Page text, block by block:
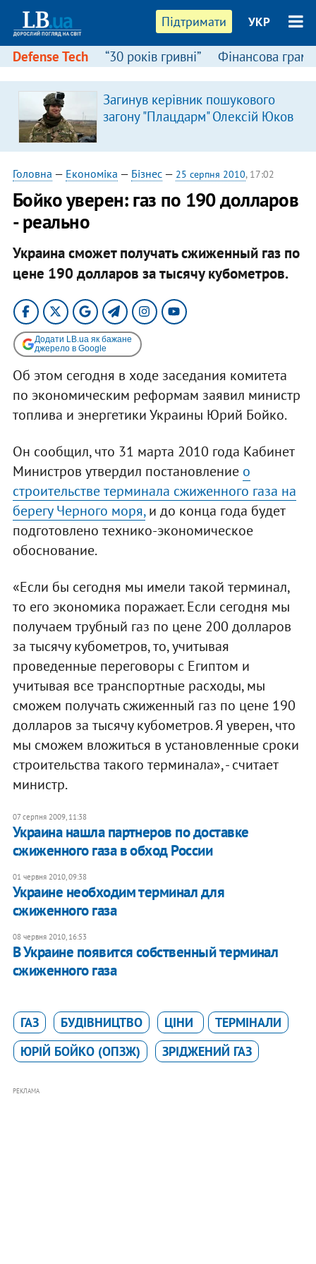
Підтримати УКР
Defense Tech “30 років гривні” Фінансова
Загинув керівник пошукового
загону "Плацдарм" Олексій Юков
Головна — Економіка — Бізнес— 25 серпня 2010, 17:02
Бойко уверен: газ по 190 долларов
- реально
Украина сможет получать сжиженный газ по
цене 190 долларов за тысячу кубометров.
Додати LB.ua як бажане
джерело в Google
Об этом сегодня в ходе заседания комитета
по экономическим реформам заявил министр
топлива и энергетики Украины Юрий Бойко.
Он сообщил, что 31 марта 2010 года Кабинет
Министров утвердил постановление о
строительстве терминала сжиженного газа на
берегу Черного моря,и до конца года будет
подготовлено технико-экономическое
обоснование.
«Если бы сегодня мы имели такой терминал,
то его экономика поражает. Если сегодня мы
получаем трубный газ по цене 200 долларов
за тысячу кубометров, то, учитывая
проведенные переговоры с Египтом и
учитывая все транспортные расходы, мы
сможем получать сжиженный газ по цене 190
долларов за тысячу кубометров. Я уверен, что
мы сможем вложиться в установленные сроки
строительства такого терминала», - считает
министр. ​
07 серпня 2009, 11:38
Украина нашла партнеров по доставке
сжиженного газа в обход России
01 червня 2010, 09:38
Украине необходим терминал для
сжиженного газа
08 червня 2010, 16:53
В Украине появится собственный терминал
сжиженного газа
ГАЗ БУДІВНИЦТВО ЦІНИ
ТЕРМІНАЛИ
ЮРІЙ БОЙКО (ОПЗЖ)
ЗРІДЖЕНИЙ ГАЗ
РЕКЛАМА